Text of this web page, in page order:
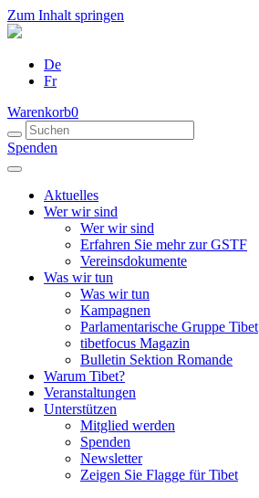
Zum Inhalt springen
De
Fr
Warenkorb0
Spenden
Aktuelles
Wer wir sind
Wer wir sind
Erfahren Sie mehr zur GSTF
Vereinsdokumente
Was wir tun
Was wir tun
Kampagnen
Parlamentarische Gruppe Tibet
tibetfocus Magazin
Bulletin Sektion Romande
Warum Tibet?
Veranstaltungen
Unterstützen
Mitglied werden
Spenden
Newsletter
Zeigen Sie Flagge für Tibet